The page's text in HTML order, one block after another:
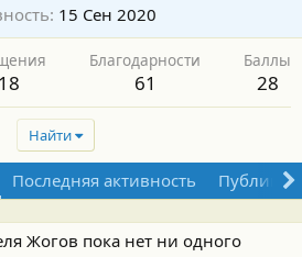
15 Сен 2020
Благодарности
61
Баллы
28
Найти
Последняя активность
Жогов пока нет ни одного